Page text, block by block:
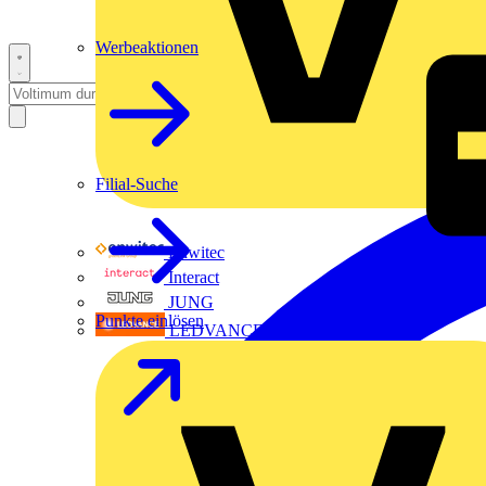
Enwitec
Interact
JUNG
LEDVANCE
Werbeaktionen
Filial-Suche
Punkte einlösen